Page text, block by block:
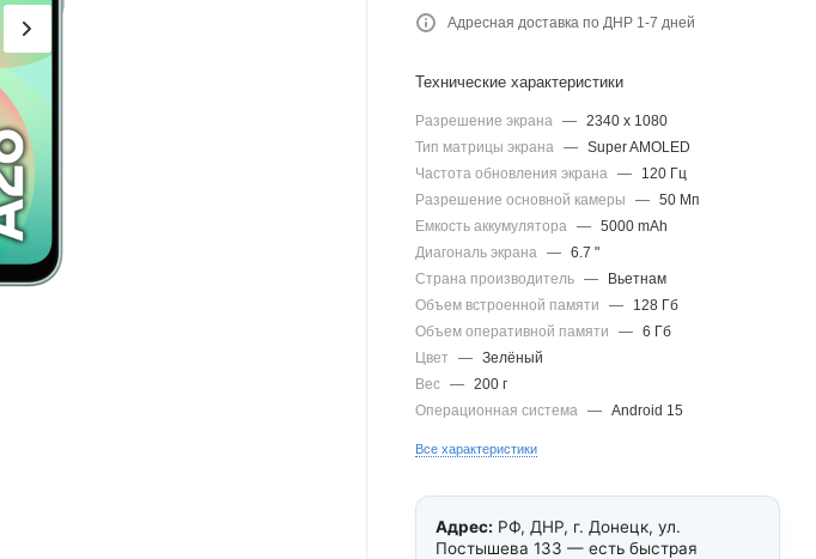
Адресная доставка по ДНР 1-7 дней
Технические характеристики
Разрешение экрана — 2340 x 1080
Тип матрицы экрана — Super AMOLED
Частота обновления экрана —
120 Гц
Разрешение основной камеры
— 50 Мп
Емкость аккумулятора — 5000 mAh
Диагональ экрана — 6.7 "
Страна производитель —
Вьетнам
Объем встроенной памяти
—
128 Гб
Объем оперативной памяти
— 6 Гб
Цвет
— Зелёный
Вес — 200 г
Операционная система — Android 15
Все характеристики
Адрес: РФ, ДНР, г. Донецк, ул.
Постышева 133 — есть быстрая